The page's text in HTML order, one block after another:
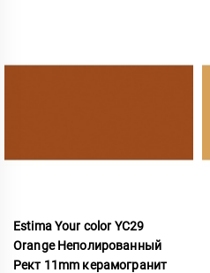
Estima Your color YC29
Orange Неполированный
Рект 11mm керамогранит